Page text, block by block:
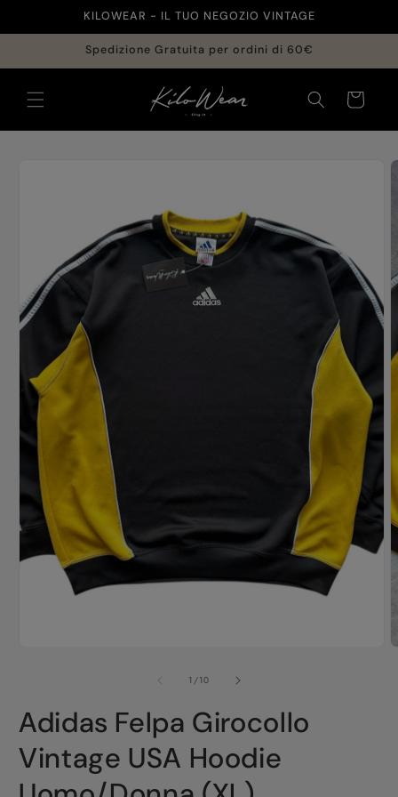
direttamente
ai contenuti
KILOWEAR - IL TUO NEGOZIO VINTAGE
Spedizione Gratuita per ordini di 60€
Carrello
1 /su
10
Adidas Felpa Girocollo
Vintage USA Hoodie